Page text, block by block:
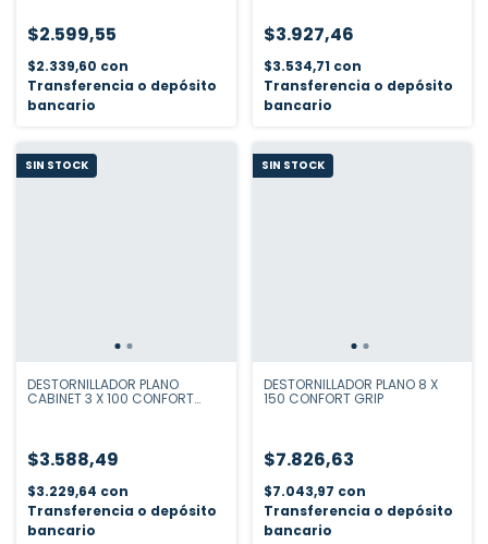
$2.599,55
$2.339,60 con
Transferencia o depósito
bancario
$3.927,46
$3.534,71 con
Transferencia o depósito
bancario
SIN STOCK
DESTORNILLADOR PLANO
CABINET 3 X 100 CONFORT
$3.588,49
$3.229,64 con
Transferencia o depósito
bancario
SIN STOCK
DESTORNILLADOR PLANO 8 X
150 CONFORT GRIP
$7.826,63
$7.043,97 con
Transferencia o depósito
bancario